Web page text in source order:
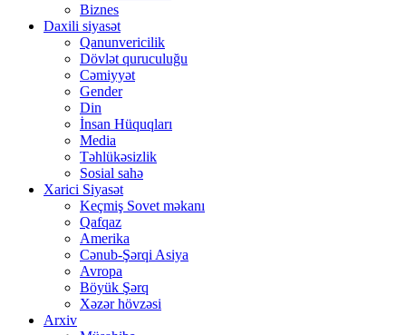
Biznes
Daxili siyasət
Qanunvericilik
Dövlət quruculuğu
Cəmiyyət
Gender
Din
İnsan Hüquqları
Media
Təhlükəsizlik
Sosial sahə
Xarici Siyasət
Keçmiş Sovet məkanı
Qafqaz
Amerika
Cənub-Şərqi Asiya
Avropa
Böyük Şərq
Xəzər hövzəsi
Arxiv